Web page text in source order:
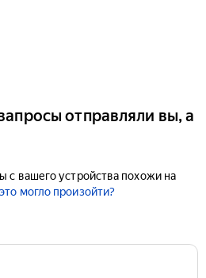
отправляли вы, а
с вашего устройства похожи на
могло произойти?